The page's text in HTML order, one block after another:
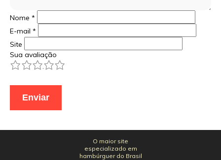
Nome *
E-mail *
Site
Sua avaliação
5
4
3
2
O maior site
especializado em
hambúrguer do Brasil